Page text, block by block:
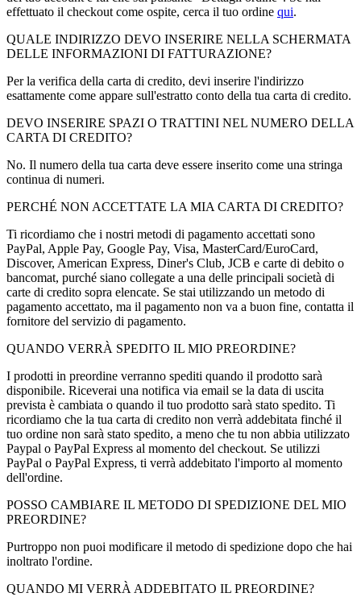
effettuato il checkout come ospite, cerca il tuo ordine qui.
QUALE INDIRIZZO DEVO INSERIRE NELLA SCHERMATA
DELLE INFORMAZIONI DI FATTURAZIONE?
Per la verifica della carta di credito, devi inserire l'indirizzo
esattamente come appare sull'estratto conto della tua carta di credito.
DEVO INSERIRE SPAZI O TRATTINI NEL NUMERO DELLA
CARTA DI CREDITO?
No. Il numero della tua carta deve essere inserito come una stringa
continua di numeri.
PERCHÉ NON ACCETTATE LA MIA CARTA DI CREDITO?
Ti ricordiamo che i nostri metodi di pagamento accettati sono
PayPal, Apple Pay, Google Pay, Visa, MasterCard/EuroCard,
Discover, American Express, Diner's Club, JCB e carte di debito o
bancomat, purché siano collegate a una delle principali società di
carte di credito sopra elencate. Se stai utilizzando un metodo di
pagamento accettato, ma il pagamento non va a buon fine, contatta il
fornitore del servizio di pagamento.
QUANDO VERRÀ SPEDITO IL MIO PREORDINE?
I prodotti in preordine verranno spediti quando il prodotto sarà
disponibile. Riceverai una notifica via email se la data di uscita
prevista è cambiata o quando il tuo prodotto sarà stato spedito. Ti
ricordiamo che la tua carta di credito non verrà addebitata finché il
tuo ordine non sarà stato spedito, a meno che tu non abbia utilizzato
Paypal o PayPal Express al momento del checkout. Se utilizzi
PayPal o PayPal Express, ti verrà addebitato l'importo al momento
dell'ordine.
POSSO CAMBIARE IL METODO DI SPEDIZIONE DEL MIO
PREORDINE?
Purtroppo non puoi modificare il metodo di spedizione dopo che hai
inoltrato l'ordine.
QUANDO MI VERRÀ ADDEBITATO IL PREORDINE?